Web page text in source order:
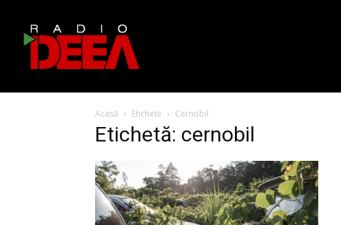
Acasă Etichete Cernobil
Etichetă: cernobil